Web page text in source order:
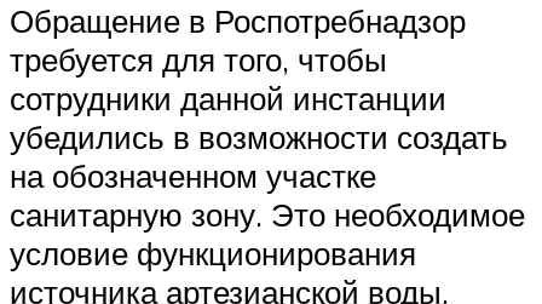
Обращение в Роспотребнадзор
требуется для того, чтобы
сотрудники данной инстанции
убедились в возможности создать
на обозначенном участке
санитарную зону. Это необходимое
условие функционирования
источника артезианской воды.